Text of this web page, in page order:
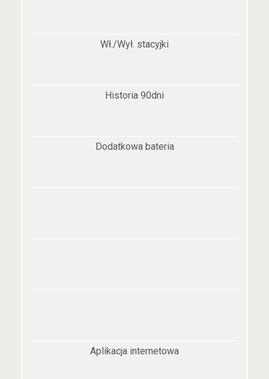
Wł./Wył. stacyjki
Historia 90dni
Dodatkowa bateria
Aplikacja internetowa